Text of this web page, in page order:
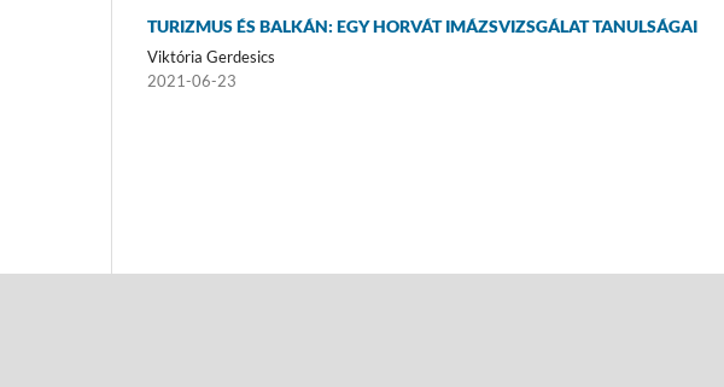
TURIZMUS ÉS BALKÁN: EGY HORVÁT IMÁZSVIZSGÁLAT TANULSÁGAI
Viktória Gerdesics
2021-06-23